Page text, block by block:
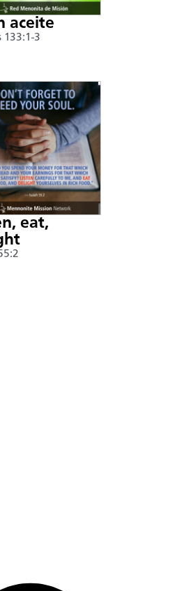
aceite
133:1-3
eat,